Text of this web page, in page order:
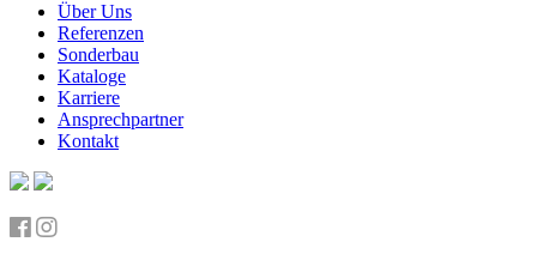
Über Uns
Referenzen
Sonderbau
Kataloge
Karriere
Ansprechpartner
Kontakt